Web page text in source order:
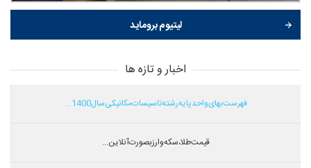
لیتیوم بروماید
اخبار و تازه ها
فهرست بهای واحد پایه رشته تاسیسات مکانیکی سال 1400...
قیمت طلا،سکه و ارز بصورت آنلاین...